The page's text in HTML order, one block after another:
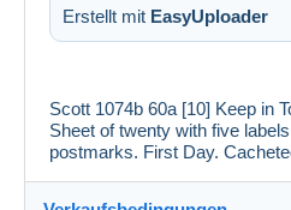
Erstellt mit EasyUploader
Scott 1074b 60a [10] Keep in
Sheet of twenty with five
postmarks. First Day.